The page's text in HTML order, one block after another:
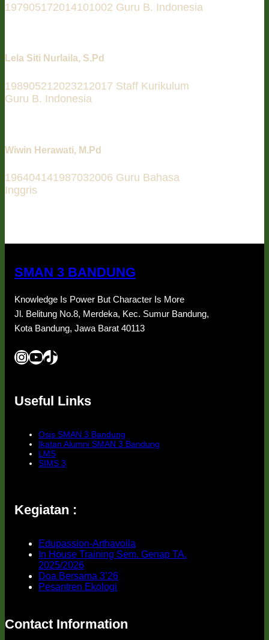
197905172014101002 Guru B. Indonesia
Lela Siti Nurlaila, S.Pd
198905212023212017 Staff Kurikulum
Guru B. Indonesia
Wiwin Herawati, M.Pd
196404141987032006 Guru Bahasa
Inggris
SMAN 3 BANDUNG
Knowledge Is Power But Character Is More
Jl. Belitung No.8, Merdeka, Kec. Sumur Bandung,
Kota Bandung, Jawa Barat 40113
InstagramYouTube TikTok
Useful Links
Osis SMAN 3 Bandung
Ikatan Alumni SMAN 3 Bandung
LMS
SIMS 3
Kegiatan :
Edupassion-Arthavoila
In House Training Sem. Genap TA.
2025/2026
Doa Bersama 3’26
Pesantren Ekologi
Contact Information